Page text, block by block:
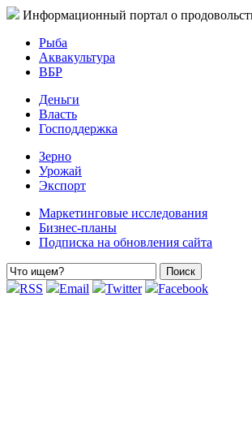
Информационный портал о
Рыба
Аквакультура
ВБР
Деньги
Власть
Господдержка
Зерно
Урожай
Экспорт
Маркетинговые исследования
Бизнес-планы
Подписка на обновления сайта
RSS Email Twitter Facebook